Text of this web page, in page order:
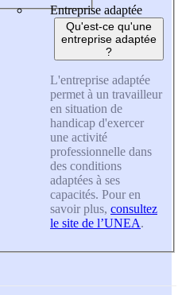
Entreprise adaptée
Qu'est-ce qu'une
entreprise adaptée
?
L'entreprise adaptée
permet à un travailleur
en situation de
handicap d'exercer
une activité
professionnelle dans
des conditions
adaptées à ses
capacités. Pour en
savoir plus, consultez
le site de l’UNEA.